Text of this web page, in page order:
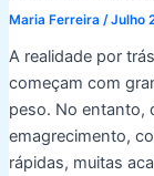
Maria Ferreira /Julho
A realidade por
começam com
peso. No entanto,
emagrecimento,
rápidas, muitas